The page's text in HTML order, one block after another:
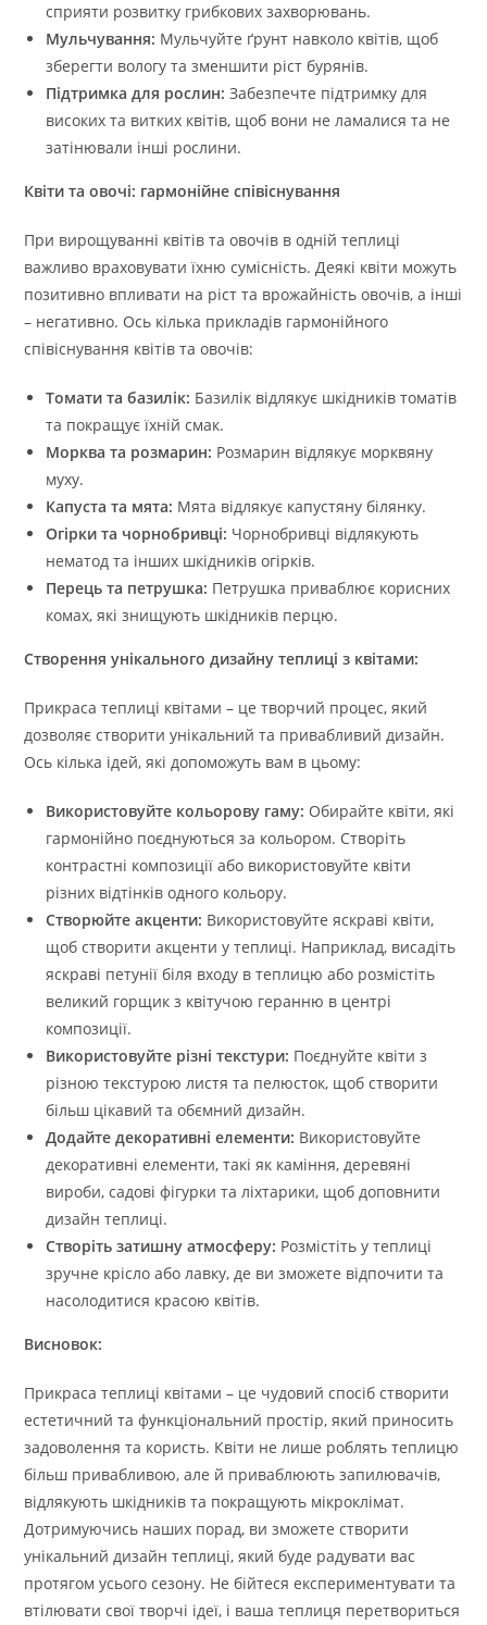
сприяти розвитку грибкових захворювань.
Мульчування: Мульчуйте ґрунт навколо квітів, щоб
зберегти вологу та зменшити ріст бурянів.
Підтримка для рослин: Забезпечте підтримку для
високих та витких квітів, щоб вони не ламалися та не
затінювали інші рослини.
Квіти та овочі: гармонійне співіснування
При вирощуванні квітів та овочів в одній теплиці
важливо враховувати їхню сумісність. Деякі квіти можуть
позитивно впливати на ріст та врожайність овочів, а інші
– негативно. Ось кілька прикладів гармонійного
співіснування квітів та овочів:
Томати та базилік: Базилік відлякує шкідників томатів
та покращує їхній смак.
Морква та розмарин: Розмарин відлякує морквяну
муху.
Капуста та мята: Мята відлякує капустяну білянку.
Огірки та чорнобривці: Чорнобривці відлякують
нематод та інших шкідників огірків.
Перець та петрушка: Петрушка приваблює корисних
комах, які знищують шкідників перцю.
Створення унікального дизайну теплиці з квітами:
Прикраса теплиці квітами – це творчий процес, який
дозволяє створити унікальний та привабливий дизайн.
Ось кілька ідей, які допоможуть вам в цьому:
Використовуйте кольорову гаму: Обирайте квіти, які
гармонійно поєднуються за кольором. Створіть
контрастні композиції або використовуйте квіти
різних відтінків одного кольору.
Створюйте акценти: Використовуйте яскраві квіти,
щоб створити акценти у теплиці. Наприклад, висадіть
яскраві петунії біля входу в теплицю або розмістіть
великий горщик з квітучою геранню в центрі
композиції.
Використовуйте різні текстури: Поєднуйте квіти з
різною текстурою листя та пелюсток, щоб створити
більш цікавий та обємний дизайн.
Додайте декоративні елементи: Використовуйте
декоративні елементи, такі як каміння, деревяні
вироби, садові фігурки та ліхтарики, щоб доповнити
дизайн теплиці.
Створіть затишну атмосферу: Розмістіть у теплиці
зручне крісло або лавку, де ви зможете відпочити та
насолодитися красою квітів.
Висновок:
Прикраса теплиці квітами – це чудовий спосіб створити
естетичний та функціональний простір, який приносить
задоволення та користь. Квіти не лише роблять теплицю
більш привабливою, але й приваблюють запилювачів,
відлякують шкідників та покращують мікроклімат.
Дотримуючись наших порад, ви зможете створити
унікальний дизайн теплиці, який буде радувати вас
протягом усього сезону. Не бійтеся експериментувати та
втілювати свої творчі ідеї, і ваша теплиця перетвориться